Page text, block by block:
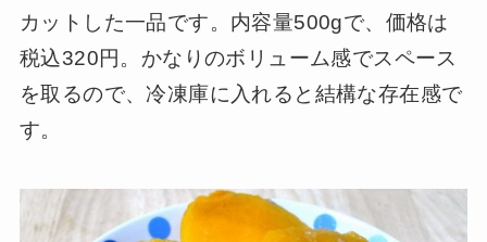
カットした一品です。内容量500gで、価格は
税込320円。かなりのボリューム感でスペース
を取るので、冷凍庫に入れると結構な存在感で
す。